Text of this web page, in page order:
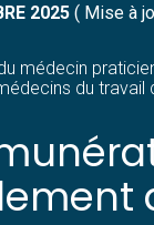
2025( Mise à
médecin
du